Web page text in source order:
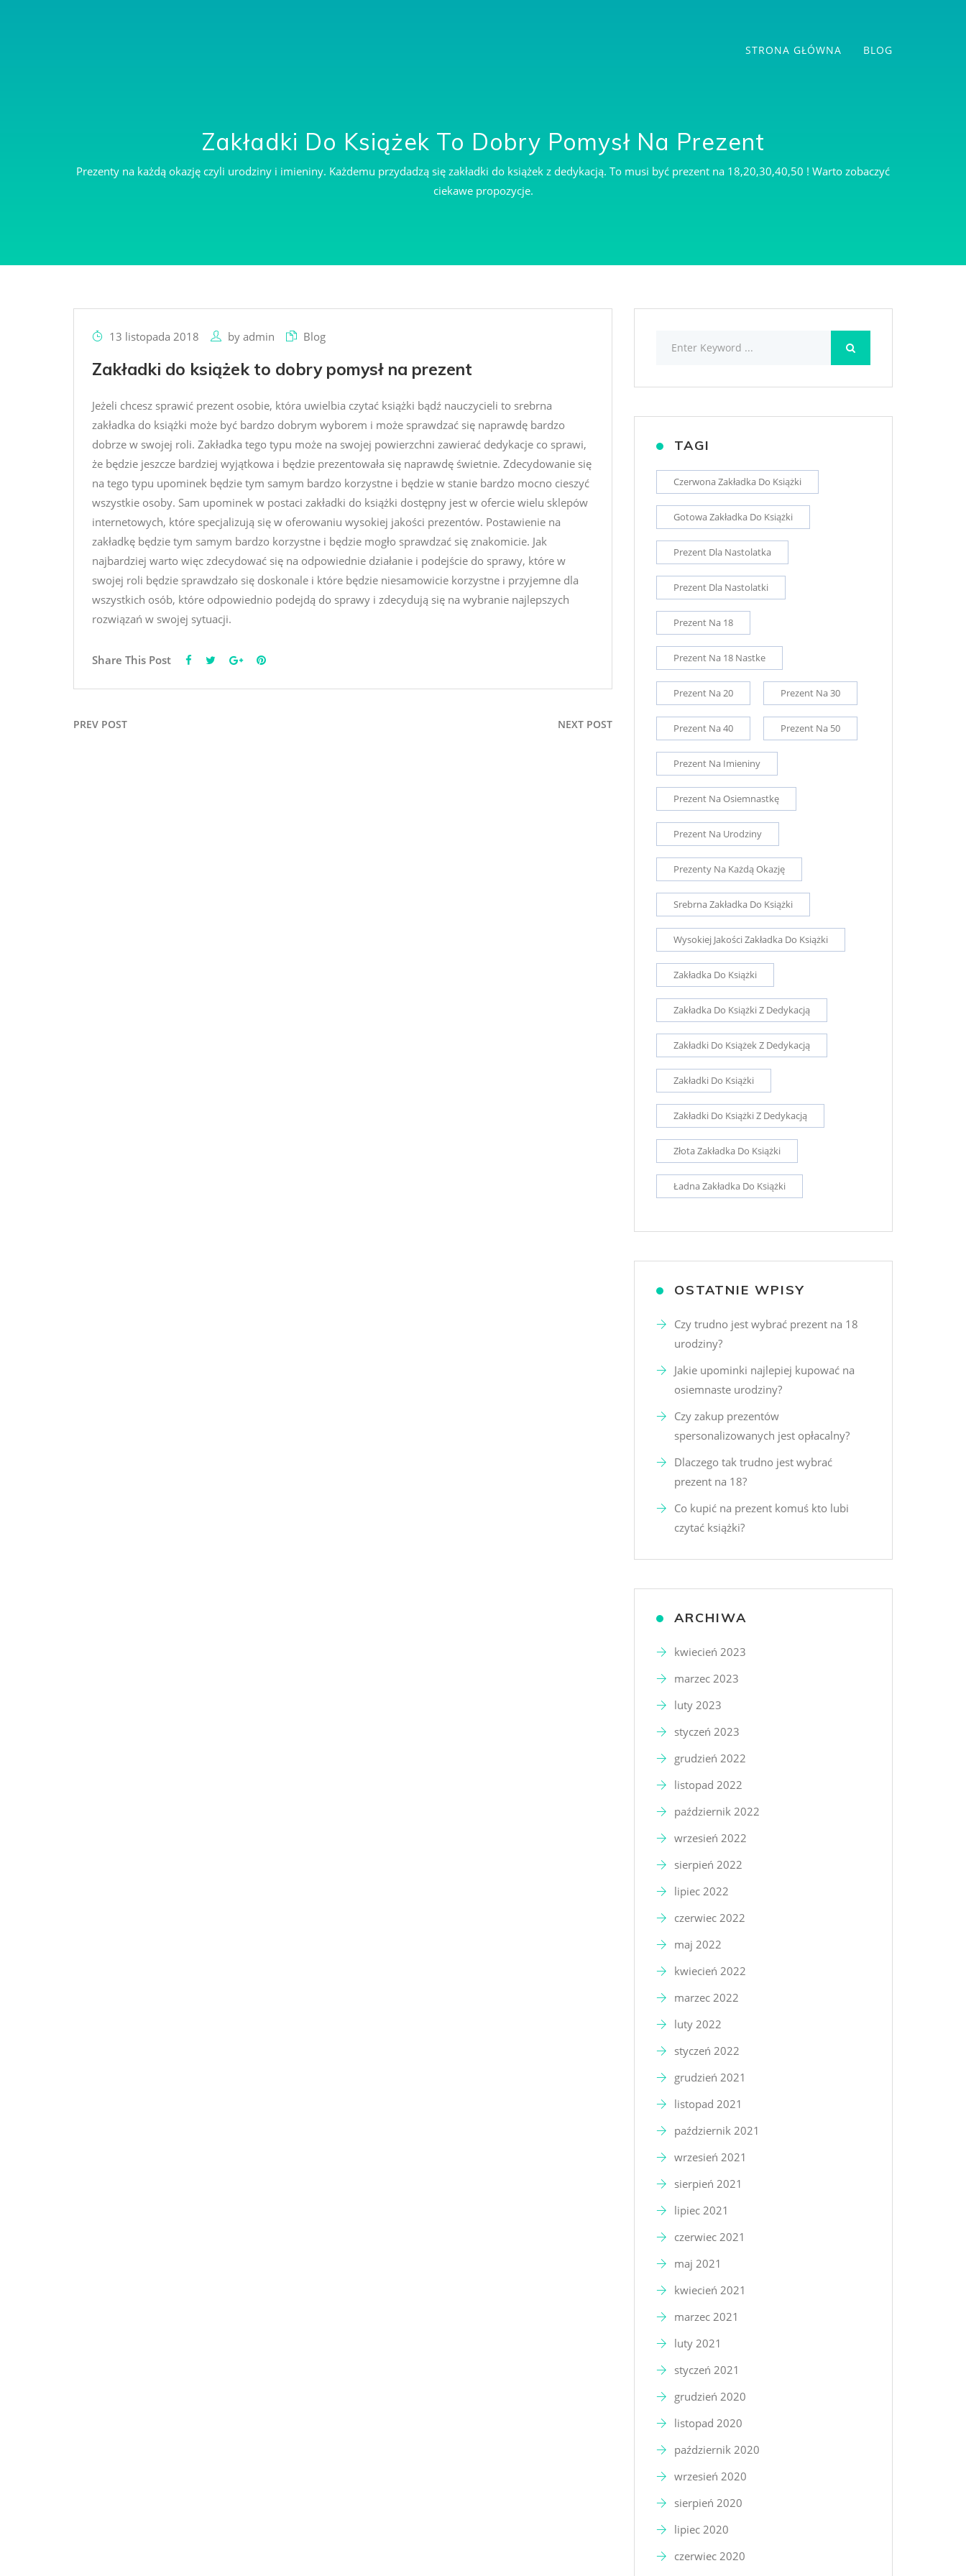
STRONA GŁÓWNA BLOG
Zakładki Do Książek To Dobry Pomysł Na Prezent
Prezenty na każdą okazję czyli urodziny i imieniny. Każdemu przydadzą się zakładki do książek z dedykacją. To musi być prezent na 18,20,30,40,50 ! Warto zobaczyć
ciekawe propozycje.
13 listopada 2018 by admin Blog
Zakładki do książek to dobry pomysł na prezent
Jeżeli chcesz sprawić prezent osobie, która uwielbia czytać książki bądź nauczycieli to srebrna
zakładka do książki może być bardzo dobrym wyborem i może sprawdzać się naprawdę bardzo
dobrze w swojej roli. Zakładka tego typu może na swojej powierzchni zawierać dedykacje co sprawi,
że będzie jeszcze bardziej wyjątkowa i będzie prezentowała się naprawdę świetnie. Zdecydowanie się
na tego typu upominek będzie tym samym bardzo korzystne i będzie w stanie bardzo mocno cieszyć
wszystkie osoby. Sam upominek w postaci zakładki do książki dostępny jest w ofercie wielu sklepów
internetowych, które specjalizują się w oferowaniu wysokiej jakości prezentów. Postawienie na
zakładkę będzie tym samym bardzo korzystne i będzie mogło sprawdzać się znakomicie. Jak
najbardziej warto więc zdecydować się na odpowiednie działanie i podejście do sprawy, które w
swojej roli będzie sprawdzało się doskonale i które będzie niesamowicie korzystne i przyjemne dla
wszystkich osób, które odpowiednio podejdą do sprawy i zdecydują się na wybranie najlepszych
rozwiązań w swojej sytuacji.
Share This Post
PREV POST NEXT POST
TAGI
Czerwona Zakładka Do Książki
Gotowa Zakładka Do Książki
Prezent Dla Nastolatka
Prezent Dla Nastolatki
Prezent Na 18
Prezent Na 18 Nastke
Prezent Na 20 Prezent Na 30
Prezent Na 40 Prezent Na 50
Prezent Na Imieniny
Prezent Na Osiemnastkę
Prezent Na Urodziny
Prezenty Na Każdą Okazję
Srebrna Zakładka Do Książki
Wysokiej Jakości Zakładka Do Książki
Zakładka Do Książki
Zakładka Do Książki Z Dedykacją
Zakładki Do Książek Z Dedykacją
Zakładki Do Książki
Zakładki Do Książki Z Dedykacją
Złota Zakładka Do Książki
Ładna Zakładka Do Książki
OSTATNIE WPISY
Czy trudno jest wybrać prezent na 18
urodziny?
Jakie upominki najlepiej kupować na
osiemnaste urodziny?
Czy zakup prezentów
spersonalizowanych jest opłacalny?
Dlaczego tak trudno jest wybrać
prezent na 18?
Co kupić na prezent komuś kto lubi
czytać książki?
ARCHIWA
kwiecień 2023
marzec 2023
luty 2023
styczeń 2023
grudzień 2022
listopad 2022
październik 2022
wrzesień 2022
sierpień 2022
lipiec 2022
czerwiec 2022
maj 2022
kwiecień 2022
marzec 2022
luty 2022
styczeń 2022
grudzień 2021
listopad 2021
październik 2021
wrzesień 2021
sierpień 2021
lipiec 2021
czerwiec 2021
maj 2021
kwiecień 2021
marzec 2021
luty 2021
styczeń 2021
grudzień 2020
listopad 2020
październik 2020
wrzesień 2020
sierpień 2020
lipiec 2020
czerwiec 2020